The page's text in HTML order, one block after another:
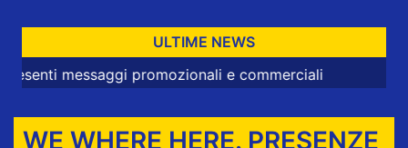
ULTIME NEWS
promozionali e commerciali
WE WHERE HERE. PRESENZE